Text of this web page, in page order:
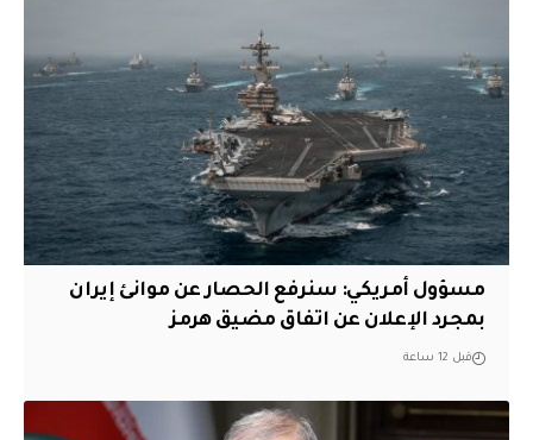
مسؤول أمريكي: سنرفع الحصار عن موانئ إيران
بمجرد الإعلان عن اتفاق مضيق هرمز
قبل 12 ساعة